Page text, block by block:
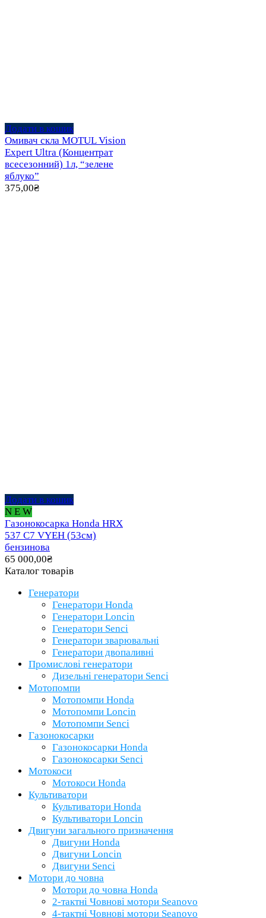
Додати в кошик
Омивач скла MOTUL Vision
Expert Ultra (Концентрат
всесезонний) 1л, “зелене
яблуко”
375,00₴
Додати в кошик
N E W
Газонокосарка Honda HRX
537 C7 VYEH (53см)
бензинова
65 000,00₴
Каталог товарів
Генератори
Генератори Honda
Генератори Loncin
Генератори Senci
Генератори зварювальні
Генератори двопаливні
Промислові генератори
Дизельні генератори Senci
Мотопомпи
Мотопомпи Honda
Мотопомпи Loncin
Мотопомпи Senci
Газонокосарки
Газонокосарки Honda
Газонокосарки Senci
Мотокоси
Мотокоси Honda
Культиватори
Культиватори Honda
Культиватори Loncin
Двигуни загального призначення
Двигуни Honda
Двигуни Loncin
Двигуни Senci
Мотори до човна
Мотори до човна Honda
2-тактні Човнові мотори Seanovo
4-тактні Човнові мотори Seanovo